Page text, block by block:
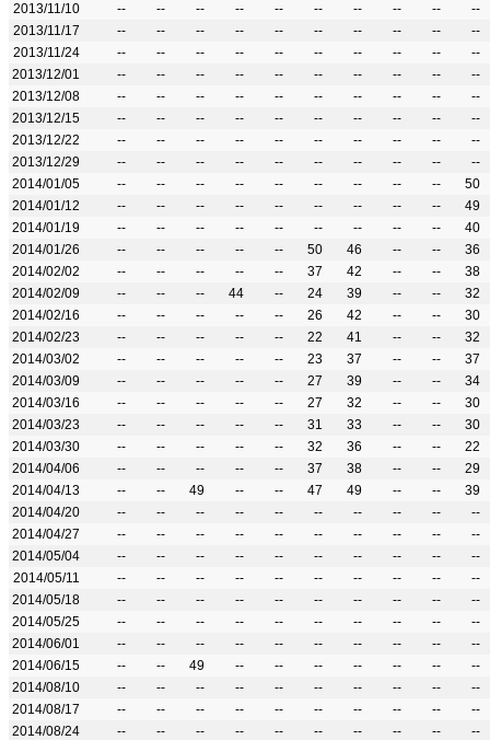
2013/11/10
-- -- -- -- -- -- -- -- --
--
2013/11/17
-- -- -- -- -- -- -- -- --
--
2013/11/24
-- -- -- -- -- -- -- -- --
--
2013/12/01
-- -- -- -- -- -- -- -- --
--
2013/12/08
-- -- -- -- -- -- -- -- --
--
2013/12/15
-- -- -- -- -- -- -- -- --
--
2013/12/22
-- -- -- -- -- -- -- -- --
--
2013/12/29
-- -- -- -- -- -- -- -- --
--
2014/01/05
-- -- -- -- -- -- -- -- --
50
2014/01/12
-- -- -- -- -- -- -- -- --
49
2014/01/19
-- -- -- -- -- -- -- -- --
40
2014/01/26
-- -- -- -- -- 50 46 -- --
36
2014/02/02
-- -- -- -- -- 37 42 -- --
38
2014/02/09
-- -- -- 44 -- 24 39 -- --
32
2014/02/16
-- -- -- -- -- 26 42 -- --
30
2014/02/23
-- -- -- -- -- 22 41 -- --
32
2014/03/02
-- -- -- -- -- 23 37 -- --
37
2014/03/09
-- -- -- -- -- 27 39 -- --
34
2014/03/16
-- -- -- -- -- 27 32 -- --
30
2014/03/23
-- -- -- -- -- 31 33 -- --
30
2014/03/30
-- -- -- -- -- 32 36 -- --
22
2014/04/06
-- -- -- -- -- 37 38 -- --
29
2014/04/13
-- -- 49 -- -- 47 49 -- --
39
2014/04/20
-- -- -- -- -- -- -- -- --
--
2014/04/27
-- -- -- -- -- -- -- -- --
--
2014/05/04
-- -- -- -- -- -- -- -- --
--
2014/05/11
-- -- -- -- -- -- -- -- --
--
2014/05/18
-- -- -- -- -- -- -- -- --
--
2014/05/25
-- -- -- -- -- -- -- -- --
--
2014/06/01
-- -- -- -- -- -- -- -- --
--
2014/06/15
-- -- 49 -- -- -- -- -- --
--
2014/08/10
-- -- -- -- -- -- -- -- --
--
2014/08/17
-- -- -- -- -- -- -- -- --
--
2014/08/24
-- -- -- -- -- -- -- -- --
--